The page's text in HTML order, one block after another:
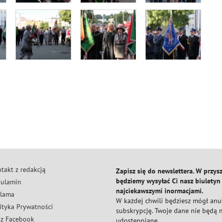
z redakcją
Prywatności
Facebook
Zapisz się do newslettera. W
będziemy wysyłać Ci nasz biuletyn
najciekawszymi inormacjami.
W każdej chwili będziesz mógł
subskrypcję. Twoje dane nie będą